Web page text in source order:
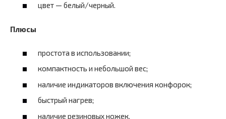
цвет — белый/черный.
Плюсы
простота в использовании;
компактность и небольшой вес;
наличие индикаторов включения конфорок;
быстрый нагрев;
наличие резиновых ножек.